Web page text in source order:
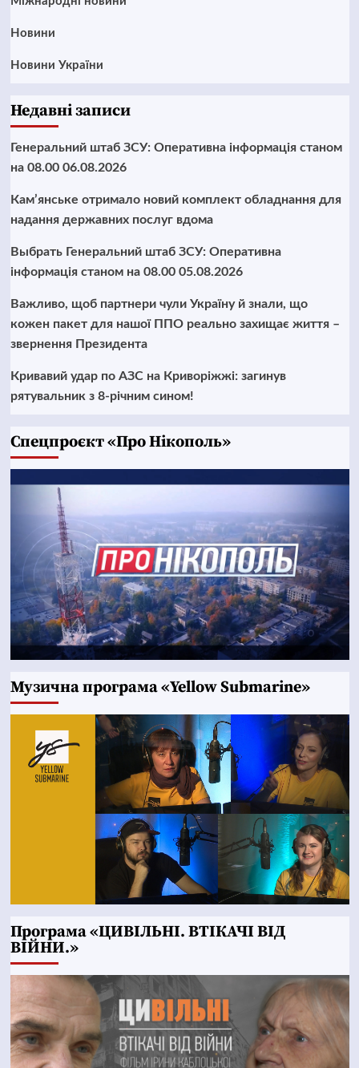
Новини
Новини України
Недавні записи
Генеральний штаб ЗСУ: Оперативна інформація станом
на 08.00 06.08.2026
Кам’янське отримало новий комплект обладнання для
надання державних послуг вдома
Выбрать Генеральний штаб ЗСУ: Оперативна
інформація станом на 08.00 05.08.2026
Важливо, щоб партнери чули Україну й знали, що
кожен пакет для нашої ППО реально захищає життя –
звернення Президента
Кривавий удар по АЗС на Криворіжжі: загинув
рятувальник з 8-річним сином!
Cпецпроєкт «Про Нікополь»
Музична програма «Yellow Submarine»
Програма «ЦИВІЛЬНІ. ВТІКАЧІ ВІД
ВІЙНИ.»